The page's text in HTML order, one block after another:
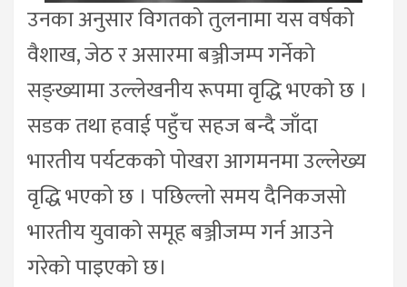
उनका अनुसार विगतको तुलनामा यस वर्षको
वैशाख, जेठ र असारमा बञ्जीजम्प गर्नेको
सङ्ख्यामा उल्लेखनीय रूपमा वृद्धि भएको छ ।
सडक तथा हवाई पहुँच सहज बन्दै जाँदा
भारतीय पर्यटकको पोखरा आगमनमा उल्लेख्य
वृद्धि भएको छ । पछिल्लो समय दैनिकजसो
भारतीय युवाको समूह बञ्जीजम्प गर्न आउने
गरेको पाइएको छ।